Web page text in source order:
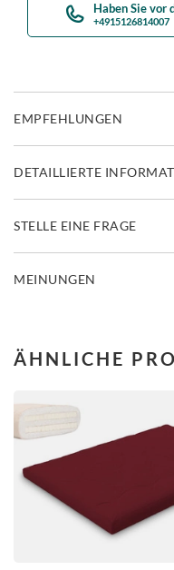
Haben Sie vor
+4915126814007
EMPFEHLUNGEN
DETAILLIERTE
STELLE EINE FRAGE
MEINUNGEN
ÄHNLICHE